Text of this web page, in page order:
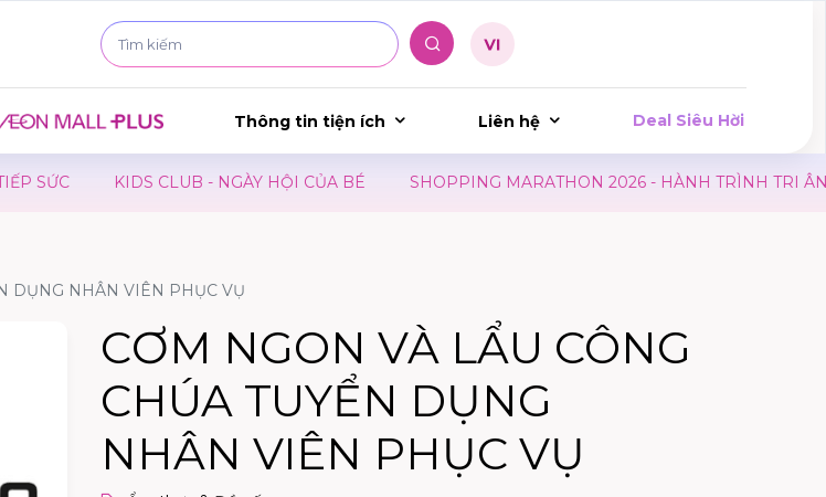
Thông tin tiện ích Liên hệ Deal Siêu Hời
KIDS CLUB - NGÀY HỘI CỦA BÉ SHOPPING MARATHON 2026 - HÀNH TRÌNH TRI ÂN
DỤNG NHÂN VIÊN PHỤC VỤ
CƠM NGON VÀ LẨU CÔNG
CHÚA TUYỂN DỤNG
NHÂN VIÊN PHỤC VỤ